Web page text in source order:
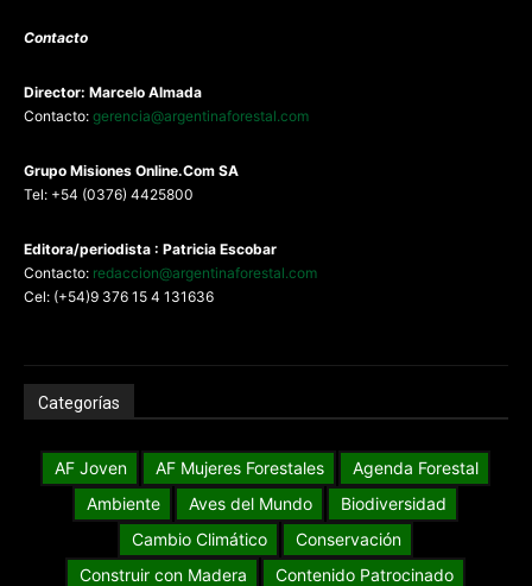
Contacto
Director: Marcelo Almada
Contacto: gerencia@argentinaforestal.com
Grupo Misiones Online.Com SA
Tel: +54 (0376) 4425800
Editora/periodista : Patricia Escobar
Contacto: redaccion@argentinaforestal.com
Cel: (+54)9 376 15 4 131636
Categorías
AF Joven AF Mujeres Forestales
Agenda Forestal
Ambiente
Aves del Mundo
Biodiversidad
Cambio Climático
Conservación
Construir con Madera
Contenido Patrocinado